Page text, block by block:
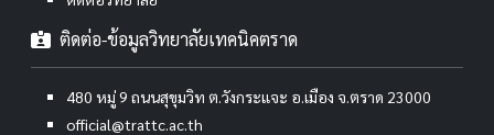
ติดต่อ-ข้อมูลวิทยาลัยเทคนิคตราด
480 หมู่ 9 ถนนสุขุมวิท ต.วังกระแจะ อ.เมือง จ.ตราด 23000
official@trattc.ac.th